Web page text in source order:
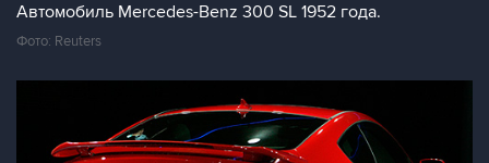
Автомобиль Mercedes-Benz 300 SL 1952 года.
Фото: Reuters